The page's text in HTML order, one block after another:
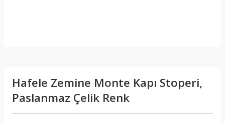
Hafele Zemine Monte Kapı Stoperi,
Paslanmaz Çelik Renk